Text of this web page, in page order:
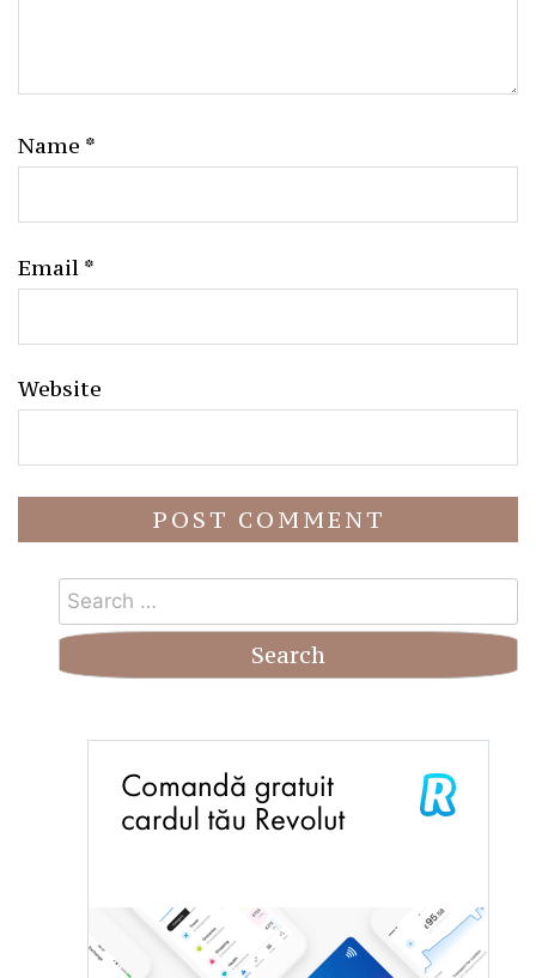
Name *
Email *
Website
Search
for: